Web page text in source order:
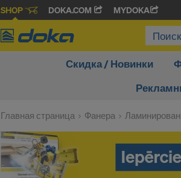
SHOP DOKA.COM MYDOKA
Скидка / Новинки
Главная страница Фанера